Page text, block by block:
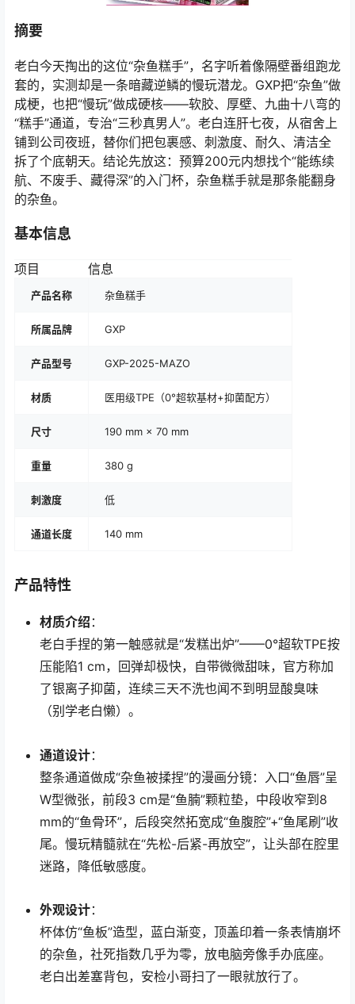
摘要
老白今天掏出的这位“杂鱼糕手”，名字听着像隔壁番组跑龙
套的，实测却是一条暗藏逆鳞的慢玩潜龙。GXP把“杂鱼”做
成梗，也把“慢玩”做成硬核——软胶、厚壁、九曲十八弯的
“糕手”通道，专治“三秒真男人”。老白连肝七夜，从宿舍上
铺到公司夜班，替你们把包裹感、刺激度、耐久、清洁全
拆了个底朝天。结论先放这：预算200元内想找个“能练续
航、不废手、藏得深”的入门杯，杂鱼糕手就是那条能翻身
的杂鱼。
基本信息
项目 信息
产品名称 杂鱼糕手
所属品牌 GXP
产品型号 GXP-2025-MAZO
材质 医用级TPE（0°超软基材+抑菌配方）
尺寸 190 mm × 70 mm
重量 380 g
刺激度 低
通道长度 140 mm
产品特性
材质介绍 ：
老白手捏的第一触感就是“发糕出炉”——0°超软TPE按
压能陷1 cm，回弹却极快，自带微微甜味，官方称加
了银离子抑菌，连续三天不洗也闻不到明显酸臭味
（别学老白懒）。
通道设计：
整条通道做成“杂鱼被揉捏”的漫画分镜：入口“鱼唇”呈
W型微张，前段3 cm是“鱼腩”颗粒垫，中段收窄到8
mm的“鱼骨环”，后段突然拓宽成“鱼腹腔”+“鱼尾刷”收
尾。慢玩精髓就在“先松-后紧-再放空”，让头部在腔里
迷路，降低敏感度。
外观设计：
杯体仿“鱼板”造型，蓝白渐变，顶盖印着一条表情崩坏
的杂鱼，社死指数几乎为零，放电脑旁像手办底座。
老白出差塞背包，安检小哥扫了一眼就放行了。